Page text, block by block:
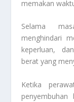
memakan
Selama
menghindari
keperluan,
berat yang
Ketika